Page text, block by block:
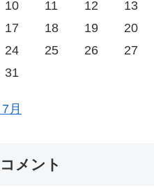
10 11 12 13
17
18 19 20
24
25 26 27
31
月
コメント